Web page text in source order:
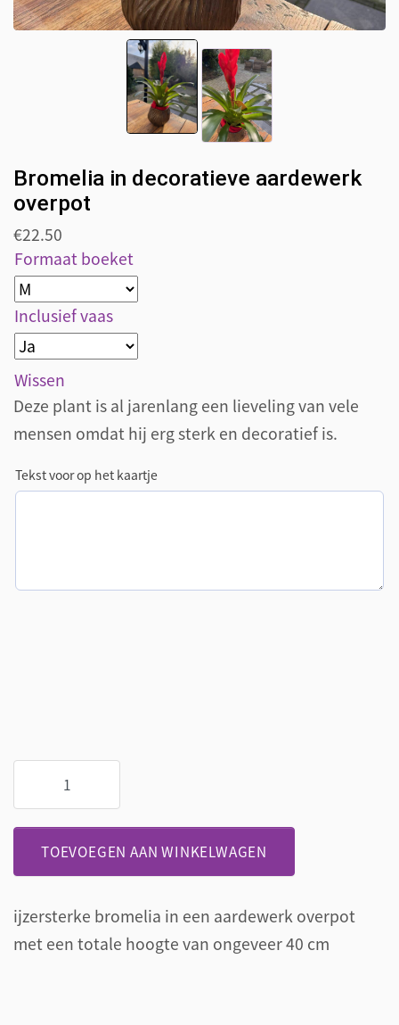
Bromelia in decoratieve aardewerk
overpot
€22.50
Formaat boeket
Inclusief vaas
Wissen
Deze plant is al jarenlang een lieveling van vele
mensen omdat hij erg sterk en decoratief is.
Tekst voor op het kaartje
decoratieve
overpot
TOEVOEGEN AAN WINKELWAGEN
ijzersterke bromelia in een aardewerk overpot
met een totale hoogte van ongeveer 40 cm